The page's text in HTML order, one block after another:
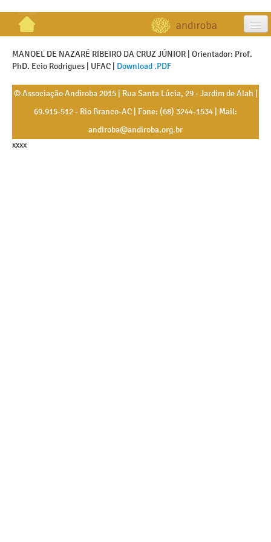
artigos
publicações
contato
MANOEL DE NAZARÉ RIBEIRO DA CRUZ JÚNIOR | Orientador: Prof.
PhD. Ecio Rodrigues | UFAC | Download .PDF
© Associação Andiroba 2015 | Rua Santa Lúcia, 29 - Jardim de Alah |
69.915-512 - Rio Branco-AC | Fone: (68) 3244-1534 | Mail:
andiroba@andiroba.org.br
xxxx